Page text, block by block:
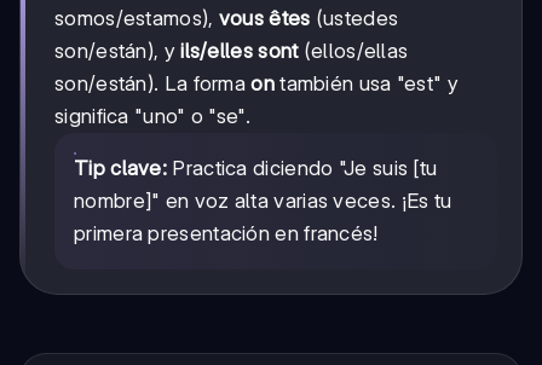
somos/estamos), vous êtes (ustedes
son/están), yils/elles sont(ellos/ellas
son/están). La formaontambién usa "est" y
significa "uno" o "se".
Tip clave: Practica diciendo "Je suis [tu
nombre]" en voz alta varias veces. ¡Es tu
primera presentación en francés!